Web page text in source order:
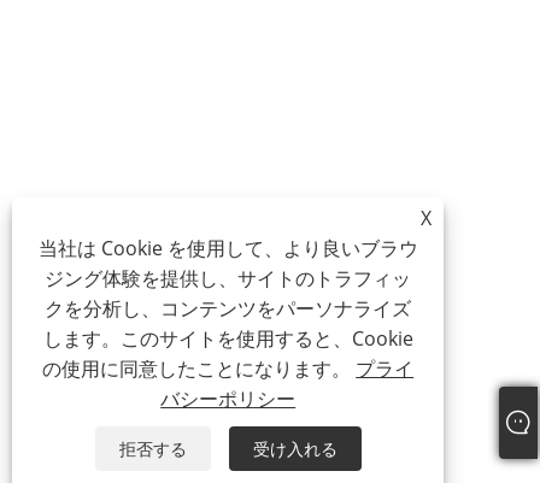
X
当社は Cookie を使用して、より良いブラウ
ジング体験を提供し、サイトのトラフィッ
クを分析し、コンテンツをパーソナライズ
します。このサイトを使用すると、Cookie
の使用に同意したことになります。 プライ
バシーポリシー
拒否する 受け入れる